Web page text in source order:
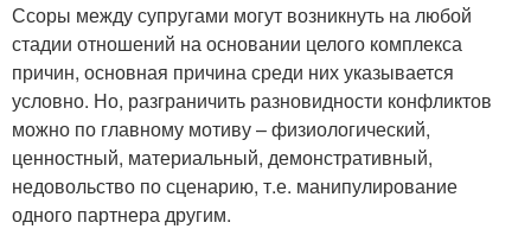
Ссоры между супругами могут возникнуть на любой
стадии отношений на основании целого комплекса
причин, основная причина среди них указывается
условно. Но, разграничить разновидности конфликтов
можно по главному мотиву – физиологический,
ценностный, материальный, демонстративный,
недовольство по сценарию, т.е. манипулирование
одного партнера другим.